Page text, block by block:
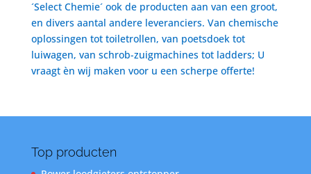
´Select Chemie´ ook de producten aan van een groot,
en divers aantal andere leveranciers. Van chemische
oplossingen tot toiletrollen, van poetsdoek tot
luiwagen, van schrob-zuigmachines tot ladders; U
vraagt èn wij maken voor u een scherpe offerte!
Top producten